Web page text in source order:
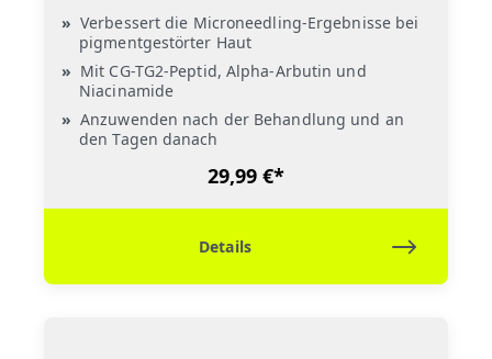
Verbessert die Microneedling-Ergebnisse bei
pigmentgestörter Haut
Mit CG-TG2-Peptid, Alpha-Arbutin und
Niacinamide
Anzuwenden nach der Behandlung und an
den Tagen danach
29,99 €*
Details